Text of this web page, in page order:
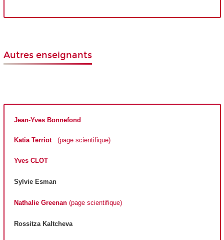
Autres enseignants
Jean-Yves Bonnefond
Katia Terriot (page scientifique)
Yves CLOT
Sylvie Esman
Nathalie Greenan (page scientifique)
Rossitza Kaltcheva